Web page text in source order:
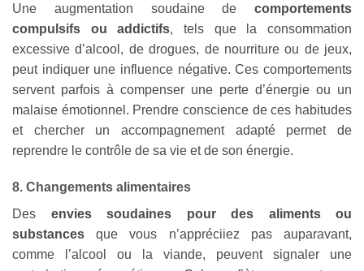
Une augmentation soudaine de comportements
compulsifs ou addictifs, tels que la consommation
excessive d’alcool, de drogues, de nourriture ou de jeux,
peut indiquer une influence négative. Ces comportements
servent parfois à compenser une perte d’énergie ou un
malaise émotionnel. Prendre conscience de ces habitudes
et chercher un accompagnement adapté permet de
reprendre le contrôle de sa vie et de son énergie.
8. Changements alimentaires
Des envies soudaines pour des aliments ou
substances que vous n’appréciiez pas auparavant,
comme l’alcool ou la viande, peuvent signaler une